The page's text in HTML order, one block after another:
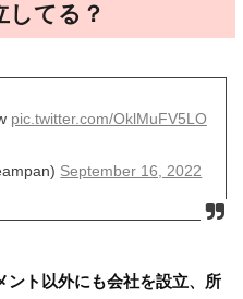
してる？
pic.twitter.com/OklMuFV5LO
September 16, 2022
ント以外にも会社を設立、所